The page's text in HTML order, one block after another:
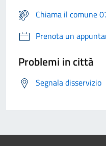
Chiama il comune
Prenota un
Problemi in città
Segnala disservizio